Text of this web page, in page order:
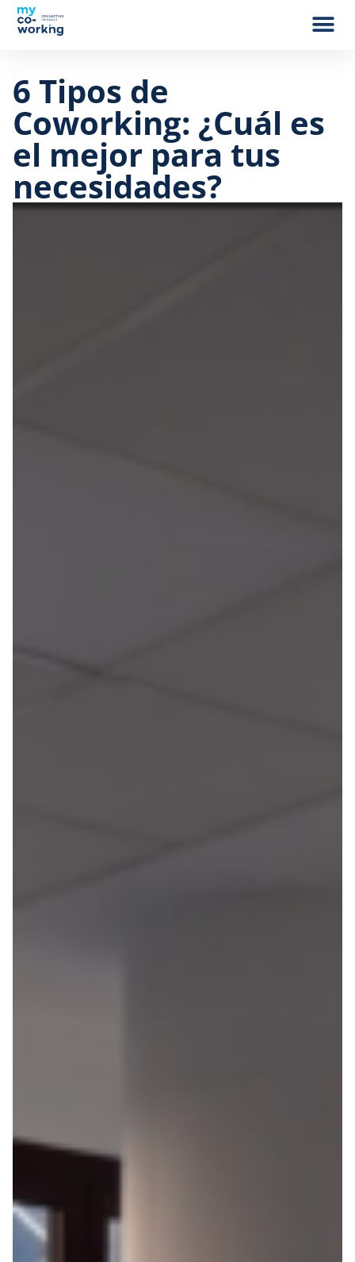
6 Tipos de
Coworking: ¿Cuál es
el mejor para tus
necesidades?